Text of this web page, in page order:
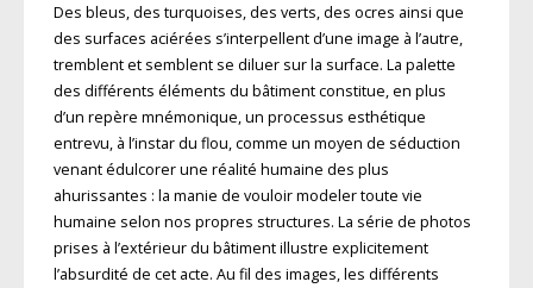
Des bleus, des turquoises, des verts, des ocres ainsi que
des surfaces aciérées s’interpellent d’une image à l’autre,
tremblent et semblent se diluer sur la surface. La palette
des différents éléments du bâtiment constitue, en plus
d’un repère mnémonique, un processus esthétique
entrevu, à l’instar du flou, comme un moyen de séduction
venant édulcorer une réalité humaine des plus
ahurissantes : la manie de vouloir modeler toute vie
humaine selon nos propres structures. La série de photos
prises à l’extérieur du bâtiment illustre explicitement
l’absurdité de cet acte. Au fil des images, les différents